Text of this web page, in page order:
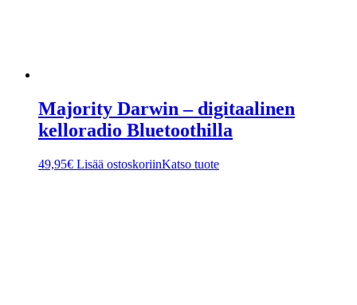
Majority Darwin – digitaalinen
kelloradio Bluetoothilla
49,95€ Lisää ostoskoriinKatso tuote